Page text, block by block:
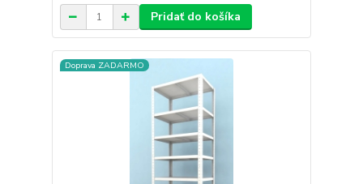
Pridať do košíka
Doprava ZADARMO